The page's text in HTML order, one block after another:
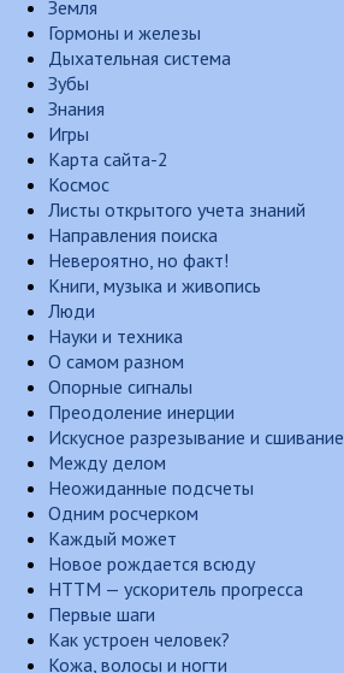
Земля
Гормоны и железы
Дыхательная система
Зубы
Знания
Игры
Карта сайта-2
Космос
Листы открытого учета знаний
Направления поиска
Невероятно, но факт!
Книги, музыка и живопись
Люди
Науки и техника
О самом разном
Опорные сигналы
Преодоление инерции
Искусное разрезывание и сшивание
Между делом
Неожиданные подсчеты
Одним росчерком
Каждый может
Новое рождается всюду
НТТМ — ускоритель прогресса
Первые шаги
Как устроен человек?
Кожа, волосы и ногти